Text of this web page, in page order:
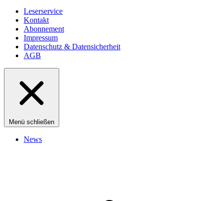
Leserservice
Kontakt
Abonnement
Impressum
Datenschutz & Datensicherheit
AGB
Menü schließen
News